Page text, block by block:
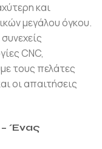
και
μεγάλου όγκου.
CNC,
τους πελάτες
οι απαιτήσεις
Ένας